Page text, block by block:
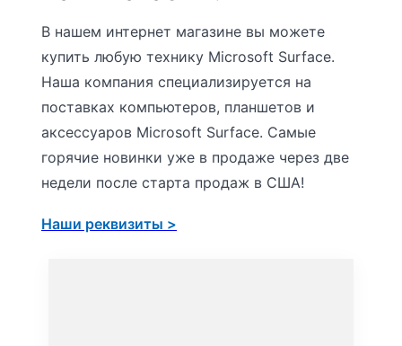
В нашем интернет магазине вы можете
купить любую технику Microsoft Surface.
Наша компания специализируется на
поставках компьютеров, планшетов и
аксессуаров Microsoft Surface. Самые
горячие новинки уже в продаже через две
недели после старта продаж в США!
Наши реквизиты >